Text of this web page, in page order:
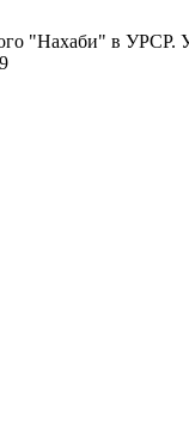
"Нахаби" в